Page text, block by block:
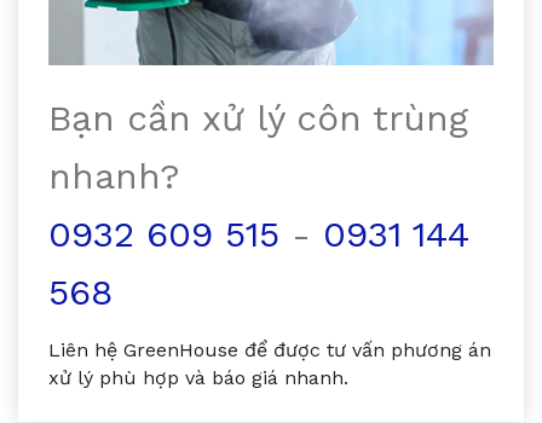
Bạn cần xử lý côn trùng
nhanh?
0932 609 515 - 0931 144
568
Liên hệ GreenHouse để được tư vấn phương án
xử lý phù hợp và báo giá nhanh.